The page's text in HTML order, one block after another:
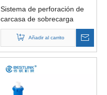
Sistema de perforación de
carcasa de sobrecarga
excéntrica para pozo
geotérmico de pozo de agua
Añadir al carrito